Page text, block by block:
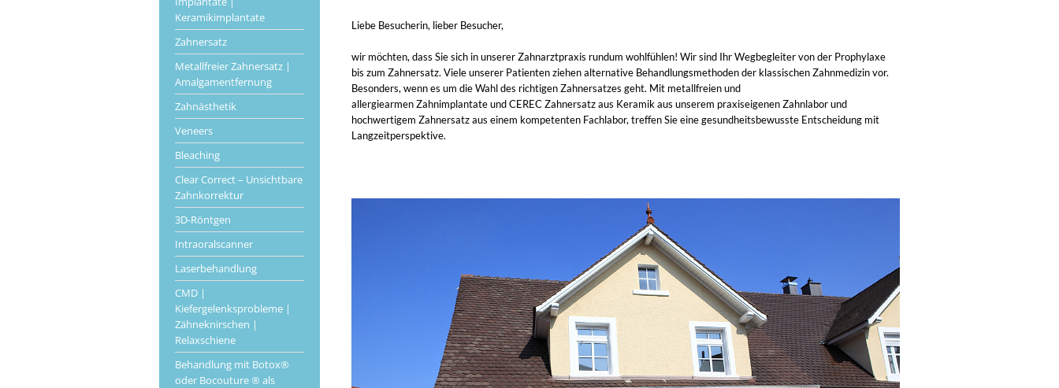
Liebe Besucherin, lieber Besucher,
wir möchten, dass Sie sich in unserer Zahnarztpraxis rundum wohlfühlen! Wir sind Ihr Wegbegleiter von der Prophylaxe
bis zum Zahnersatz. Viele unserer Patienten ziehen alternative Behandlungsmethoden der klassischen Zahnmedizin vor.
Besonders, wenn es um die Wahl des richtigen Zahnersatzes geht. Mit metallfreien und
allergiearmen Zahnimplantate und CEREC Zahnersatz aus Keramik aus unserem praxiseigenen Zahnlabor und
hochwertigem Zahnersatz aus einem kompetenten Fachlabor, treffen Sie eine gesundheitsbewusste Entscheidung mit
Langzeitperspektive.
Keramikimplantate
Zahnersatz
Metallfreier Zahnersatz |
Amalgamentfernung
Zahnästhetik
Veneers
Bleaching
Clear Correct – Unsichtbare
Zahnkorrektur
3D-Röntgen
Intraoralscanner
Laserbehandlung
CMD |
Kiefergelenksprobleme |
Zähneknirschen |
Relaxschiene
Behandlung mit Botox®
oder Bocouture ® als